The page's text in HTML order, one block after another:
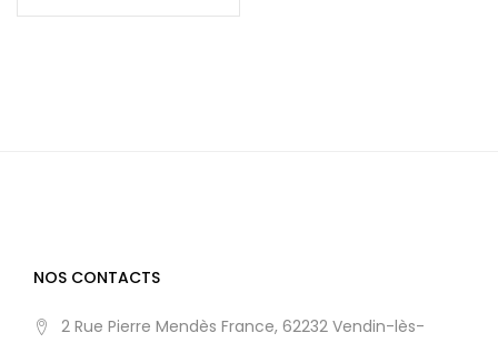
NOS CONTACTS
2 Rue Pierre Mendès France, 62232 Vendin-lès-